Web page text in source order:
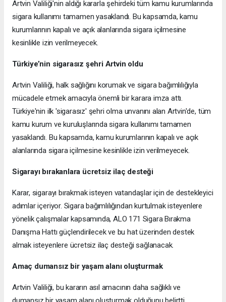
Artvin Valiliği'nin aldığı kararla şehirdeki tüm kamu kurumlarında
sigara kullanımı tamamen yasaklandı. Bu kapsamda, kamu
kurumlarının kapalı ve açık alanlarında sigara içilmesine
kesinlikle izin verilmeyecek.
Türkiye’nin sigarasız şehri Artvin oldu
Artvin Valiliği, halk sağlığını korumak ve sigara bağımlılığıyla
mücadele etmek amacıyla önemli bir karara imza attı.
Türkiye'nin ilk 'sigarasız' şehri olma unvanını alan Artvin'de, tüm
kamu kurum ve kuruluşlarında sigara kullanımı tamamen
yasaklandı. Bu kapsamda, kamu kurumlarının kapalı ve açık
alanlarında sigara içilmesine kesinlikle izin verilmeyecek.
Sigarayı bırakanlara ücretsiz ilaç desteği
Karar, sigarayı bırakmak isteyen vatandaşlar için de destekleyici
adımlar içeriyor. Sigara bağımlılığından kurtulmak isteyenlere
yönelik çalışmalar kapsamında, ALO 171 Sigara Bırakma
Danışma Hattı güçlendirilecek ve bu hat üzerinden destek
almak isteyenlere ücretsiz ilaç desteği sağlanacak.
Amaç dumansız bir yaşam alanı oluşturmak
Artvin Valiliği, bu kararın asıl amacının daha sağlıklı ve